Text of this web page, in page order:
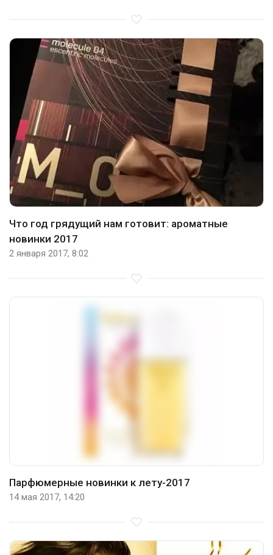
Что год грядущий нам готовит: ароматные
новинки 2017
2 января 2017, 8:02
Парфюмерные новинки к лету-2017
14 мая 2017, 14:20